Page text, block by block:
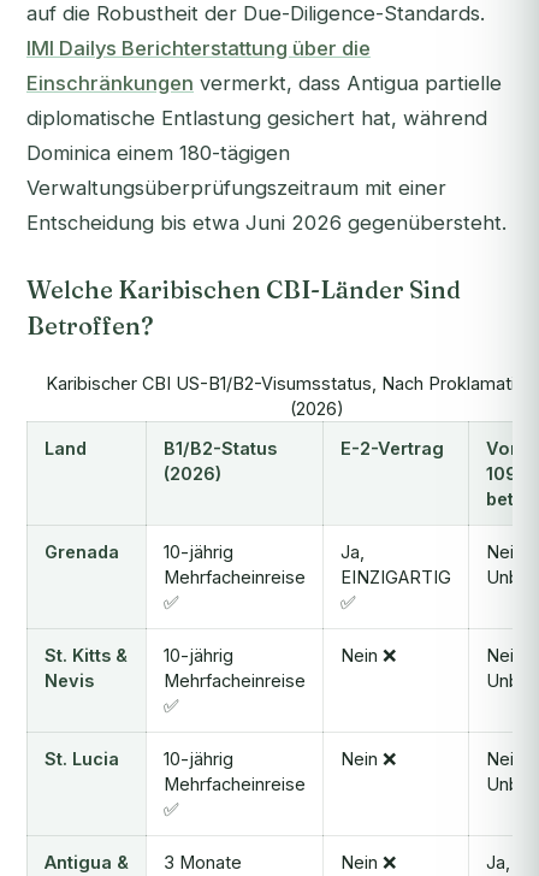
auf die Robustheit der Due-Diligence-Standards.
IMI Dailys Berichterstattung über die
Einschränkungen vermerkt, dass Antigua partielle
diplomatische Entlastung gesichert hat, während
Dominica einem 180-tägigen
Verwaltungsüberprüfungszeitraum mit einer
Entscheidung bis etwa Juni 2026 gegenübersteht.
Welche Karibischen CBI-Länder Sind
Betroffen?
Karibischer CBI US-B1/B2-Visumsstatus, Nach Proklamation
(2026)
Land
B1/B2-Status
(2026)
E-2-Vertrag
Von
Grenada
10-jährig
Mehrfacheinreise
✅
Ja,
EINZIGARTIG
✅
Nein,
St. Kitts &
Nevis
10-jährig
Mehrfacheinreise
✅
Nein ❌
Nein,
St. Lucia
10-jährig
Mehrfacheinreise
✅
Nein ❌
Nein,
Antigua & 3 Monate Nein ❌ Ja,